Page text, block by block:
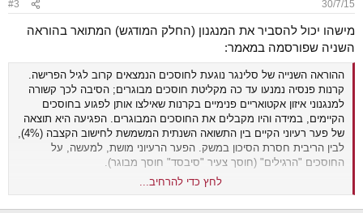
30/7/15
#3
מישהו יכול להסביר את המנגנון (החלק המודגש) המתואר בהוראה
השניה שפורסמה במאמר:
ההוראה השנייה של סלינגר נוגעת לחוסכים הנמצאים קרוב לגיל הפרישה.
קרנות פנסיה נמנעו עד כה מקליטת חוסכים מבוגרים; הסיבה לכך קשורה
למנגנוני איזון אקטואריים פנימיים בקרנות שאילצו אותן לפגוע בחוסכים
הקיימים, במידה והיו מקבלים את החוסכים המבוגרים. הפגיעה היא תוצאה
של פער רעיוני הקיים בין התשואה השנתית המשמשת לחישוב הקצבה (4%),
לבין הריבית חסרת הסיכון במשק. הפער הרעיוני מושת, למעשה, על
החוסכים "הרגילים" (חוסך צעיר "סיבסד" חוסך מבוגר).
לחץ כדי להרחיב...